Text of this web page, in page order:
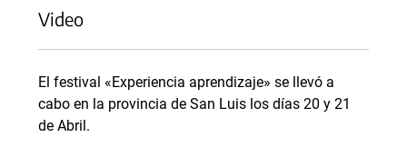
Video
El festival «Experiencia aprendizaje» se llevó a
cabo en la provincia de San Luis los días 20 y 21
de Abril.